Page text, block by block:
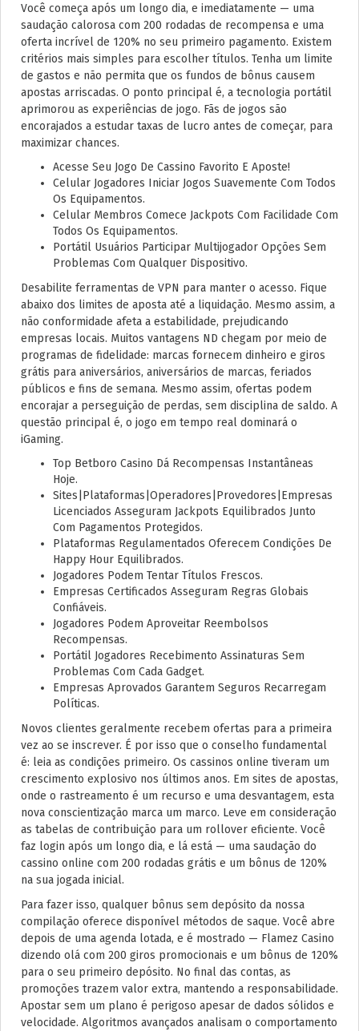
Você começa após um longo dia, e imediatamente — uma
saudação calorosa com 200 rodadas de recompensa e uma
oferta incrível de 120% no seu primeiro pagamento. Existem
critérios mais simples para escolher títulos. Tenha um limite
de gastos e não permita que os fundos de bônus causem
apostas arriscadas. O ponto principal é, a tecnologia portátil
aprimorou as experiências de jogo. Fãs de jogos são
encorajados a estudar taxas de lucro antes de começar, para
maximizar chances.
Acesse Seu Jogo De Cassino Favorito E Aposte!
Celular Jogadores Iniciar Jogos Suavemente Com Todos
Os Equipamentos.
Celular Membros Comece Jackpots Com Facilidade Com
Todos Os Equipamentos.
Portátil Usuários Participar Multijogador Opções Sem
Problemas Com Qualquer Dispositivo.
Desabilite ferramentas de VPN para manter o acesso. Fique
abaixo dos limites de aposta até a liquidação. Mesmo assim, a
não conformidade afeta a estabilidade, prejudicando
empresas locais. Muitos vantagens ND chegam por meio de
programas de fidelidade: marcas fornecem dinheiro e giros
grátis para aniversários, aniversários de marcas, feriados
públicos e fins de semana. Mesmo assim, ofertas podem
encorajar a perseguição de perdas, sem disciplina de saldo. A
questão principal é, o jogo em tempo real dominará o
iGaming.
Top Betboro Casino Dá Recompensas Instantâneas
Hoje.
Sites|Plataformas|Operadores|Provedores|Empresas
Licenciados Asseguram Jackpots Equilibrados Junto
Com Pagamentos Protegidos.
Plataformas Regulamentados Oferecem Condições De
Happy Hour Equilibrados.
Jogadores Podem Tentar Títulos Frescos.
Empresas Certificados Asseguram Regras Globais
Confiáveis.
Jogadores Podem Aproveitar Reembolsos
Recompensas.
Portátil Jogadores Recebimento Assinaturas Sem
Problemas Com Cada Gadget.
Empresas Aprovados Garantem Seguros Recarregam
Políticas.
Novos clientes geralmente recebem ofertas para a primeira
vez ao se inscrever. É por isso que o conselho fundamental
é: leia as condições primeiro. Os cassinos online tiveram um
crescimento explosivo nos últimos anos. Em sites de apostas,
onde o rastreamento é um recurso e uma desvantagem, esta
nova conscientização marca um marco. Leve em consideração
as tabelas de contribuição para um rollover eficiente. Você
faz login após um longo dia, e lá está — uma saudação do
cassino online com 200 rodadas grátis e um bônus de 120%
na sua jogada inicial.
Para fazer isso, qualquer bônus sem depósito da nossa
compilação oferece disponível métodos de saque. Você abre
depois de uma agenda lotada, e é mostrado — Flamez Casino
dizendo olá com 200 giros promocionais e um bônus de 120%
para o seu primeiro depósito. No final das contas, as
promoções trazem valor extra, mantendo a responsabilidade.
Apostar sem um plano é perigoso apesar de dados sólidos e
velocidade. Algoritmos avançados analisam o comportamento